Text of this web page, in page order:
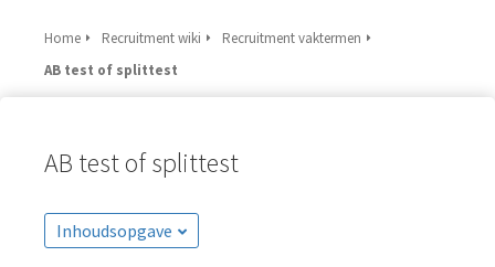
Home Recruitment wiki
Recruitment vaktermen
AB test of splittest
AB test of splittest
Inhoudsopgave